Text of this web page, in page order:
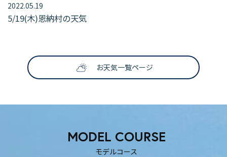
ィックな時を過ごしたいふ
2022.05.19
5/19(木)恩納村の天気
お天気一覧ページ
MODEL COURSE
モデルコース